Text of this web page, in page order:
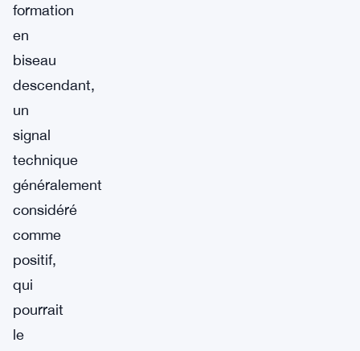
formation
en
biseau
descendant,
un
signal
technique
généralement
considéré
comme
positif,
qui
pourrait
le